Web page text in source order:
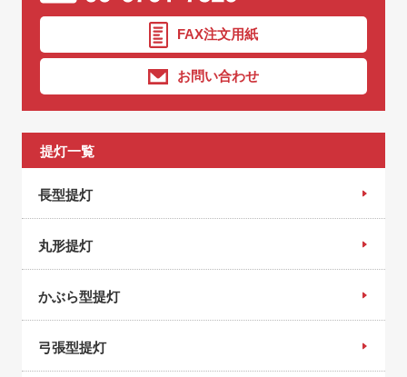
FAX注文用紙
お問い合わせ
提灯一覧
長型提灯
丸形提灯
かぶら型提灯
弓張型提灯